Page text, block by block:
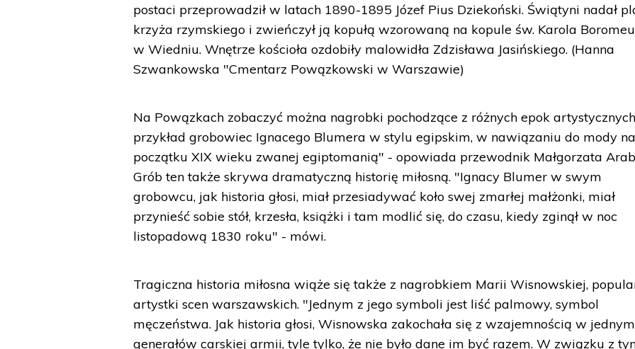
postaci przeprowadził w latach 1890-1895 Józef Pius Dziekoński. Świątyni nadał
krzyża rzymskiego i zwieńczył ją kopułą wzorowaną na kopule św. Karola
w Wiedniu. Wnętrze kościoła ozdobiły malowidła Zdzisława Jasińskiego. (Hanna
Szwankowska "Cmentarz Powązkowski w Warszawie)
Na Powązkach zobaczyć można nagrobki pochodzące z różnych epok
przykład grobowiec Ignacego Blumera w stylu egipskim, w nawiązaniu do mody
początku XIX wieku zwanej egiptomanią" - opowiada przewodnik Małgorzata
Grób ten także skrywa dramatyczną historię miłosną. "Ignacy Blumer w swym
grobowcu, jak historia głosi, miał przesiadywać koło swej zmarłej małżonki, miał
przynieść sobie stół, krzesła, książki i tam modlić się, do czasu, kiedy zginął w noc
listopadową 1830 roku" - mówi.
Tragiczna historia miłosna wiąże się także z nagrobkiem Marii Wisnowskiej,
artystki scen warszawskich. "Jednym z jego symboli jest liść palmowy, symbol
męczeństwa. Jak historia głosi, Wisnowska zakochała się z wzajemnością w
generałów carskiej armii, tyle tylko, że nie było dane im być razem. W związku z